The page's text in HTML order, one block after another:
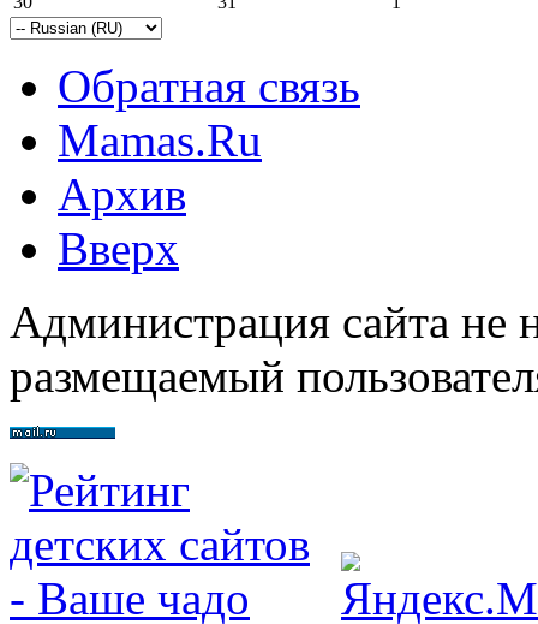
Обратная связь
Mamas.Ru
Архив
Вверх
Администрация сайта не
размещаемый